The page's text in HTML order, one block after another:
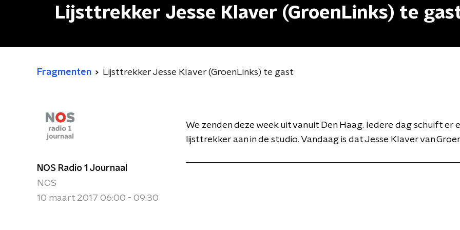
Lijsttrekker Jesse Klaver (GroenLinks) te
Fragmenten Lijsttrekker Jesse Klaver (GroenLinks) te gast
NOS Radio 1 Journaal
NOS
10 maart 2017 06:00 - 09:30
We zenden deze week uit vanuit Den Haag. Iedere dag schuift er
lijsttrekker aan in de studio. Vandaag is dat Jesse Klaver van